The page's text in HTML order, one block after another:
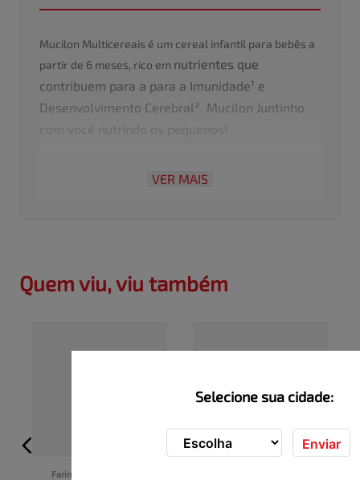
Selecione sua cidade:
Enviar
Mucilon Multicereais é um cereal infantil para bebês a
partir de 6 meses, rico em nutrientes que
contribuem para a para a Imunidade¹ e
Desenvolvimento Cerebral². Mucilon Juntinho
com você nutrindo os pequenos!
VER MAIS
Quem viu, viu também
Farinha Láctea Nestlé